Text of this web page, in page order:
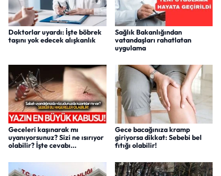
Doktorlar uyardı: İşte böbrek
taşını yok edecek alışkanlık
Sağlık Bakanlığından
vatandaşları rahatlatan
uygulama
Geceleri kaşınarak mı
uyanıyorsunuz? Sizi ne ısırıyor
olabilir? İşte cevabı...
Gece bacağınıza kramp
giriyorsa dikkat: Sebebi bel
fıtığı olabilir!